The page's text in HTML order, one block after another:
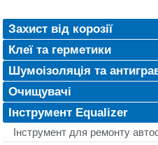
Захист від корозії
Клеї та герметики
Шумоізоляція та
Очищувачі
Інструмент Equalizer
Інструмент для ремонту